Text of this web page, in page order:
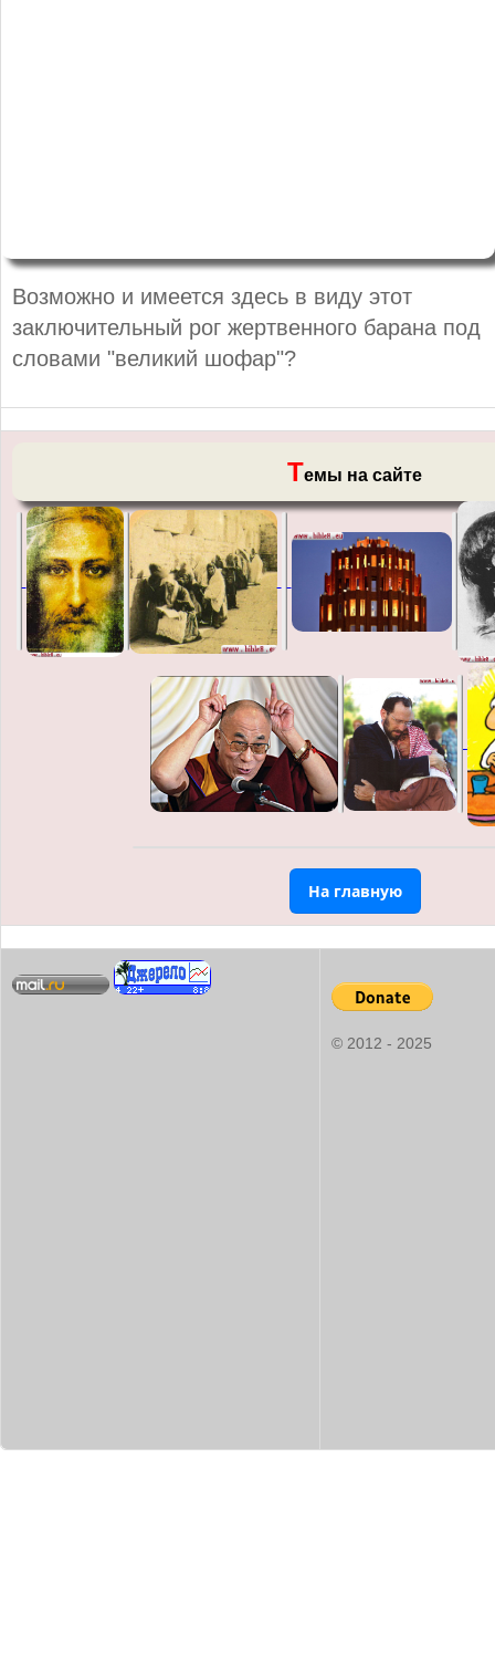
Возможно и имеется здесь в виду этот
заключительный рог жертвенного барана под
словами "великий шофар"?
Темы на сайте
На главную
© 2012 - 2025